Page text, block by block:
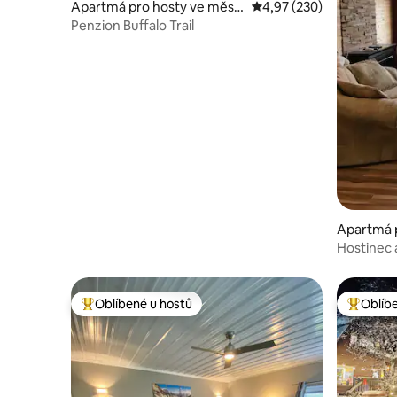
Apartmá pro hosty ve měst
ě Cypress County
Průměrné hodnocení
4,97 (230)
Penzion Buffalo Trail
Apartmá
ě
Hostinec
Nejlepší v kategorii Oblíbené u hostů
Oblíbené u hostů Nejlepší